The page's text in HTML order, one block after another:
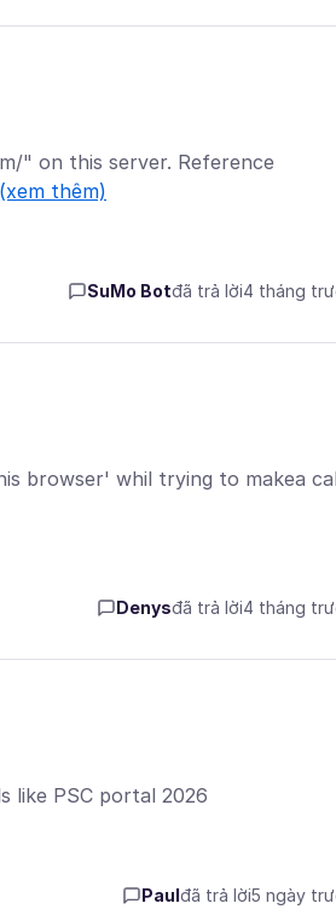
" on this server. Reference
(xem thêm)
SuMo Botđã trả lời4 tháng
browser' whil trying to makea
Denysđã trả lời4 tháng
like PSC portal 2026
Paulđã trả lời5 ngày